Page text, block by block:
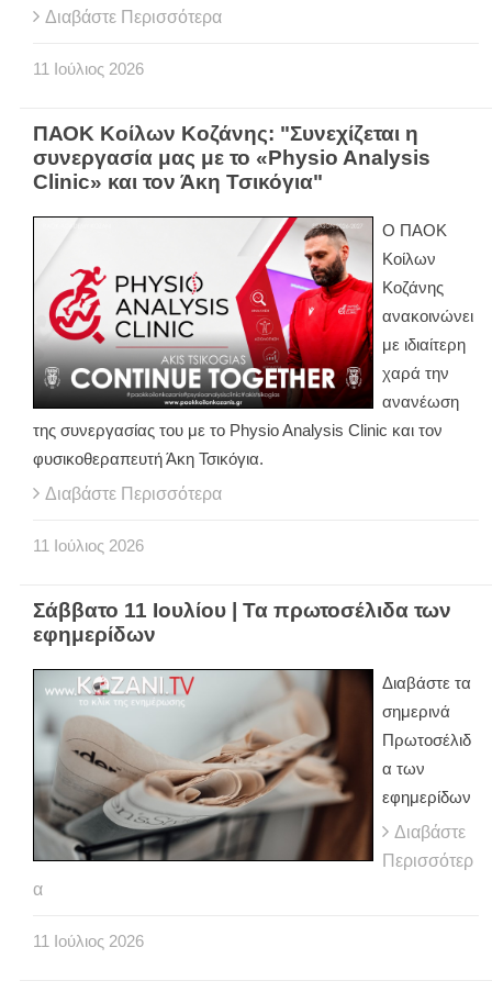
Διαβάστε Περισσότερα
11 Ιούλιος 2026
ΠΑΟΚ Κοίλων Κοζάνης: "Συνεχίζεται η
συνεργασία μας με το «Physio Analysis
Clinic» και τον Άκη Τσικόγια"
Ο ΠΑΟΚ
Κοίλων
Κοζάνης
ανακοινώνει
με ιδιαίτερη
χαρά την
ανανέωση
της συνεργασίας του με το Physio Analysis Clinic και τον
φυσικοθεραπευτή Άκη Τσικόγια.
Διαβάστε Περισσότερα
11 Ιούλιος 2026
Σάββατο 11 Ιουλίου | Τα πρωτοσέλιδα των
εφημερίδων
Διαβάστε τα
σημερινά
Πρωτοσέλιδ
α των
εφημερίδων
Διαβάστε
Περισσότερ
α
11 Ιούλιος 2026